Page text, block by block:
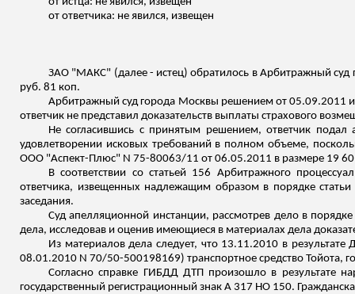
от ответчика: не явился, извещен
ЗАО "МАКС" (далее - истец) обратилось в Арбитражный суд
руб. 81 коп.
Арбитражный суд города Москвы решением от 05.09.2011
ответчик не представил доказательств выплаты страхового
Не согласившись с принятым решением, ответчик
удовлетворении исковых требований в полном объеме,
ООО "Аспект-Плюс" N 75-80063/11 от 06.05.2011 в размере 19
В соответствии со статьей 156 Арбитражного
ответчика, извещенных надлежащим образом в порядке статьи
заседания.
Суд апелляционной инстанции, рассмотрев дело в
дела, исследовав и оценив имеющиеся в материалах дела
Из материалов дела следует, что 13.11.2010 в
08.01.2010 N 70/50-500198169) транспортное средство Тойота,
Согласно справке ГИБДД ДТП произошло в
государственный регистрационный знак А 317 НО 150.